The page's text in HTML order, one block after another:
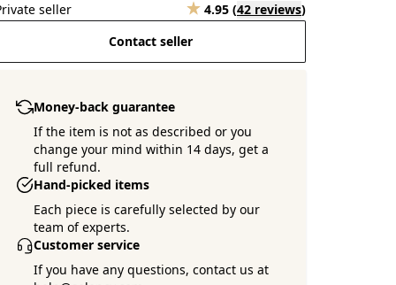
seller 4.95 (42 reviews)
Contact seller
Money-back guarantee
If the item is not as described or you
change your mind within 14 days, get a
full refund.
Hand-picked items
Each piece is carefully selected by our
team of experts.
Customer service
If you have any questions, contact us at